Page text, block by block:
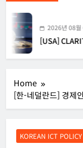
2026년 08월 06일
[USA] CLARITY 법안
Home
[한-네덜란드] 경제
KOREAN ICT